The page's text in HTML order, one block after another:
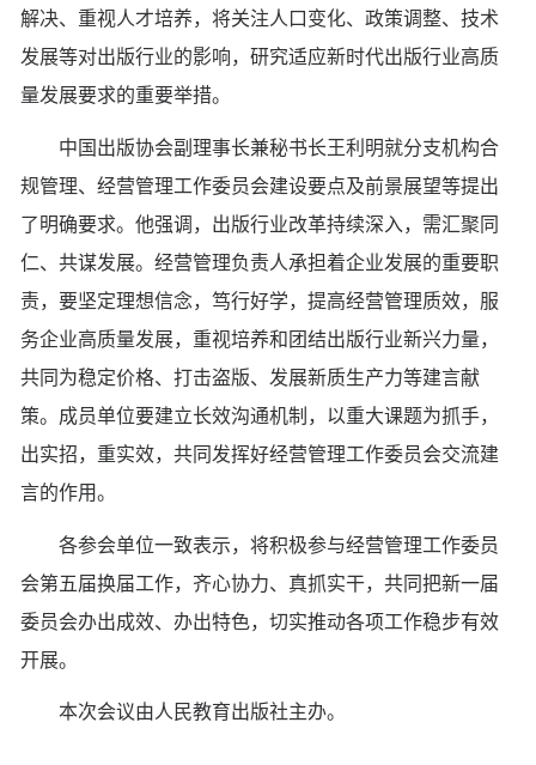
解决、重视人才培养，将关注人口变化、政策调整、技术
发展等对出版行业的影响，研究适应新时代出版行业高质
量发展要求的重要举措。
中国出版协会副理事长兼秘书长王利明就分支机构合
规管理、经营管理工作委员会建设要点及前景展望等提出
了明确要求。他强调，出版行业改革持续深入，需汇聚同
仁、共谋发展。经营管理负责人承担着企业发展的重要职
责，要坚定理想信念，笃行好学，提高经营管理质效，服
务企业高质量发展，重视培养和团结出版行业新兴力量，
共同为稳定价格、打击盗版、发展新质生产力等建言献
策。成员单位要建立长效沟通机制，以重大课题为抓手，
出实招，重实效，共同发挥好经营管理工作委员会交流建
言的作用。
各参会单位一致表示，将积极参与经营管理工作委员
会第五届换届工作，齐心协力、真抓实干，共同把新一届
委员会办出成效、办出特色，切实推动各项工作稳步有效
开展。
本次会议由人民教育出版社主办。